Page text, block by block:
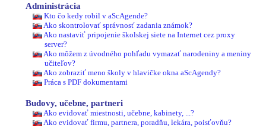
Administrácia
Kto čo kedy robil v aScAgende?
Ako skontrolovať správnosť zadania známok?
Ako nastaviť pripojenie školskej siete na Internet cez proxy
server?
Ako môžem z úvodného pohľadu vymazať narodeniny a meniny
učiteľov?
Ako zobraziť meno školy v hlavičke okna aScAgendy?
Práca s PDF dokumentami
Budovy, učebne, partneri
Ako evidovať miestnosti, učebne, kabinety, ...?
Ako evidovať firmu, partnera, poradňu, lekára, poisťovňu?